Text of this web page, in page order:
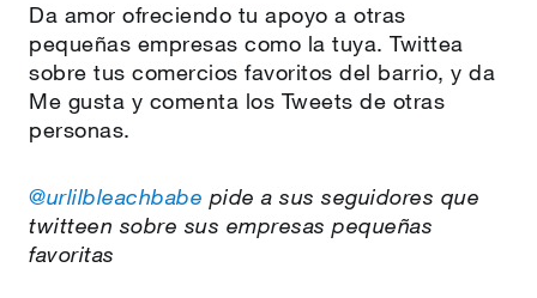
Da amor ofreciendo tu apoyo a otras
pequeñas empresas como la tuya. Twittea
sobre tus comercios favoritos del barrio, y da
Me gusta y comenta los Tweets de otras
personas.
@urlilbleachbabe pide a sus seguidores que
twitteen sobre sus empresas pequeñas
favoritas